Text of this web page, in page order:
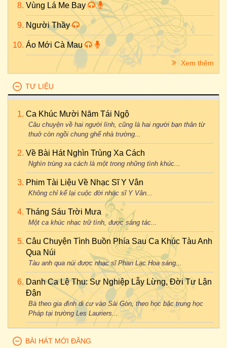
Vùng Lá Me Bay
Người Thầy
Áo Mới Cà Mau
Xem thêm
TƯ LIỆU
Ca Khúc Mười Năm Tái Ngộ
Câu chuyện về hai người lính, cũng là hai người bạn thân từ
thuở còn ngồi chung ghế nhà trường...
Về Bài Hát Nghìn Trùng Xa Cách
Nghìn trùng xa cách là một trong những tình khúc...
Phim Tài Liệu Về Nhạc Sĩ Y Vân
Không chỉ kể lại cuộc đời nhạc sĩ Y Vân...
Tháng Sáu Trời Mưa
Một ca khúc nhạc trữ tình, được sáng tác...
Câu Chuyện Tình Buồn Phía Sau Ca Khúc Tàu Anh
Qua Núi
Tàu anh qua núi được nhạc sĩ Phan Lạc Hoa sáng...
Danh Ca Lệ Thu: Sự Nghiệp Lẫy Lừng, Đời Tư Lận
Đận
Bà theo gia đình di cư vào Sài Gòn, theo học bậc trung học
Pháp tại trường Les Lauriers...
BÀI HÁT MỚI ĐĂNG